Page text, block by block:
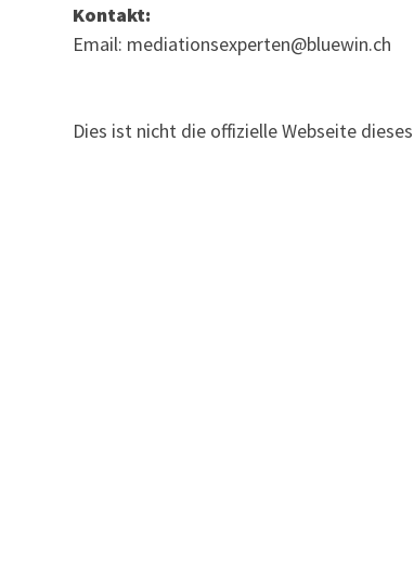
Kontakt:
Email: mediationsexperten@bluewin.ch
Dies ist nicht die offizielle Webseite